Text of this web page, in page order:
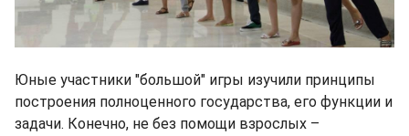
Юные участники "большой" игры изучили принципы
построения полноценного государства, его функции и
задачи. Конечно, не без помощи взрослых –